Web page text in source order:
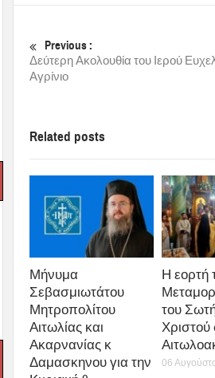
Previous :
Δεύτερη Ακολουθία του Ιερού
Αγρίνιο
Related posts
Μήνυμα
Σεβασμιωτάτου
Μητροπολίτου
Αιτωλίας και
Ακαρνανίας κ
Δαμασκηνου για την
Η εορτή
του
Χριστού
06